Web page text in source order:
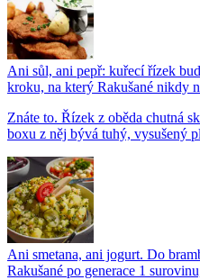
Ani sůl, ani pepř: kuřecí řízek
kroku, na který Rakušané nikdy
Znáte to. Řízek z oběda chutná
boxu z něj bývá tuhý, vysušený
Ani smetana, ani jogurt. Do
Rakušané po generace 1